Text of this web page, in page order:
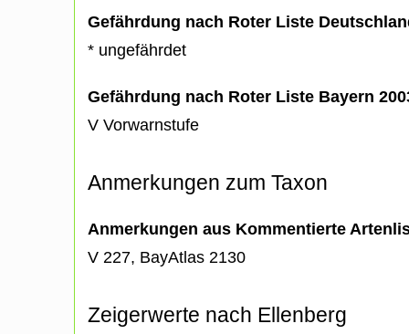
Gefährdung nach Roter Liste
* ungefährdet
Gefährdung nach Roter Liste Bayern
V Vorwarnstufe
Anmerkungen zum Taxon
Anmerkungen aus Kommentierte
V 227, BayAtlas 2130
Zeigerwerte nach Ellenberg